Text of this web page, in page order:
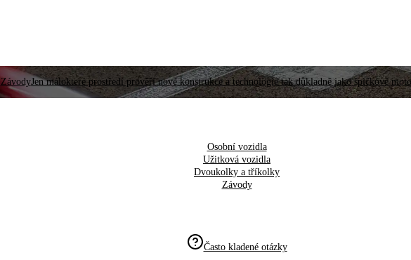
ZávodyJen málokteré prostředí prověří nové konstrukce a technologie tak důkladně jako špičkové
Osobní vozidla
Užitková vozidla
Dvoukolky a tříkolky
Závody
Často kladené otázky